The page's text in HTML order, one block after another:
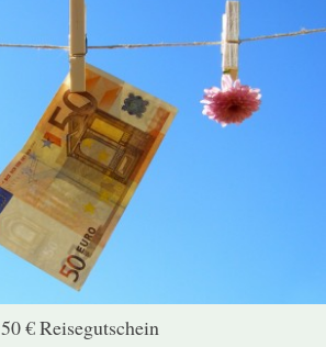
50 € Reisegutschein